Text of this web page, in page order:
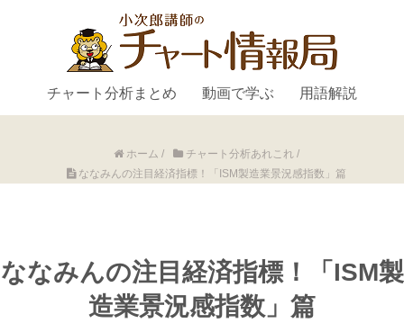
チャート分析まとめ 動画で学ぶ 用語解説
ホーム / チャート分析あれこれ /
ななみんの注目経済指標！「ISM製造業景況感指数」篇
ななみんの注目経済指標！「ISM製
造業景況感指数」篇